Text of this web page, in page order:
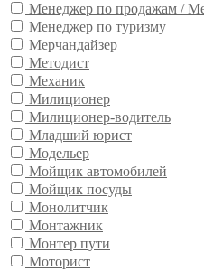
Менеджер по продажам /
Менеджер по туризму
Мерчандайзер
Методист
Механик
Милиционер
Милиционер-водитель
Младший юрист
Модельер
Мойщик автомобилей
Мойщик посуды
Монолитчик
Монтажник
Монтер пути
Моторист